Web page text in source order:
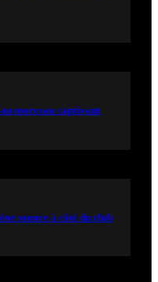
morceau captivant
sonore à côté du club